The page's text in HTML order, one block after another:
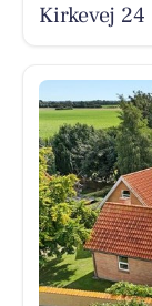
Kirkevej